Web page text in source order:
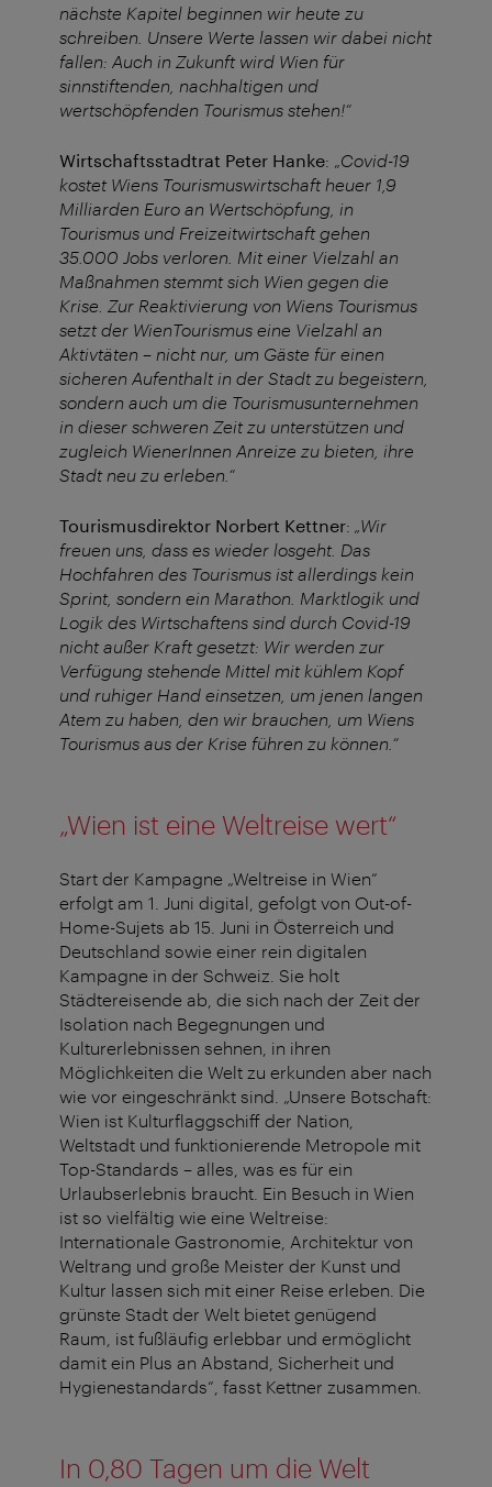
nächste Kapitel beginnen wir heute zu
schreiben. Unsere Werte lassen wir dabei nicht
fallen: Auch in Zukunft wird Wien für
sinnstiftenden, nachhaltigen und
wertschöpfenden Tourismus stehen!“
Wirtschaftsstadtrat Peter Hanke: „ Covid-19
kostet Wiens Tourismuswirtschaft heuer 1,9
Milliarden Euro an Wertschöpfung, in
Tourismus und Freizeitwirtschaft gehen
35.000 Jobs verloren. Mit einer Vielzahl an
Maßnahmen stemmt sich Wien gegen die
Krise. Zur Reaktivierung von Wiens Tourismus
setzt der WienTourismus eine Vielzahl an
Aktivtäten – nicht nur, um Gäste für einen
sicheren Aufenthalt in der Stadt zu begeistern,
sondern auch um die Tourismusunternehmen
in dieser schweren Zeit zu unterstützen und
zugleich WienerInnen Anreize zu bieten, ihre
Stadt neu zu erleben.“
Tourismusdirektor Norbert Kettner: „Wir
freuen uns, dass es wieder losgeht. Das
Hochfahren des Tourismus ist allerdings kein
Sprint, sondern ein Marathon. Marktlogik und
Logik des Wirtschaftens sind durch Covid-19
nicht außer Kraft gesetzt: Wir werden zur
Verfügung stehende Mittel mit kühlem Kopf
und ruhiger Hand einsetzen, um jenen langen
Atem zu haben, den wir brauchen, um Wiens
Tourismus aus der Krise führen zu können.“
„Wien ist eine Weltreise wert“
Start der Kampagne „Weltreise in Wien“
erfolgt am 1. Juni digital, gefolgt von Out-of-
Home-Sujets ab 15. Juni in Österreich und
Deutschland sowie einer rein digitalen
Kampagne in der Schweiz. Sie holt
Städtereisende ab, die sich nach der Zeit der
Isolation nach Begegnungen und
Kulturerlebnissen sehnen, in ihren
Möglichkeiten die Welt zu erkunden aber nach
wie vor eingeschränkt sind. „Unsere Botschaft:
Wien ist Kulturflaggschiff der Nation,
Weltstadt und funktionierende Metropole mit
Top-Standards – alles, was es für ein
Urlaubserlebnis braucht. Ein Besuch in Wien
ist so vielfältig wie eine Weltreise:
Internationale Gastronomie, Architektur von
Weltrang und große Meister der Kunst und
Kultur lassen sich mit einer Reise erleben. Die
grünste Stadt der Welt bietet genügend
Raum, ist fußläufig erlebbar und ermöglicht
damit ein Plus an Abstand, Sicherheit und
Hygienestandards“, fasst Kettner zusammen.
In 0,80 Tagen um die Welt